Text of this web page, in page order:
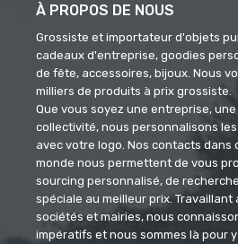
À PROPOS DE NOUS
Grossiste et importateur d'objets
cadeaux d'entreprise, goodies
de fête, accessoires, bijoux. Nous
milliers de produits à prix grossiste.
Que vous soyez une entreprise,
collectivité, nous personnalisons
avec votre logo. Nos contacts dans
monde nous permettent de vous
sourcing personnalisé, de
spéciale au meilleur prix. Travaillant
sociétés et mairies, nous
impératifs et nous sommes là pour